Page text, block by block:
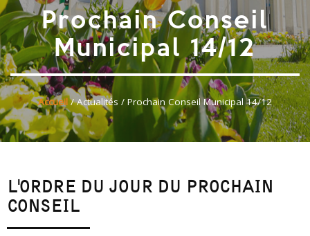
Prochain Conseil
Municipal 14/12
Accueil/Actualités / Prochain Conseil Municipal 14/12
L'ORDRE DU JOUR DU PROCHAIN
CONSEIL